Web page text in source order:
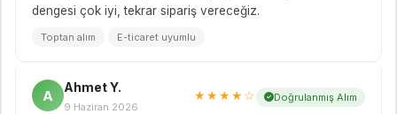
dengesi çok iyi, tekrar sipariş vereceğiz.
Toptan alım E-ticaret uyumlu
A
Ahmet Y.
9 Haziran 2026
★★★★☆ Doğrulanmış Alım